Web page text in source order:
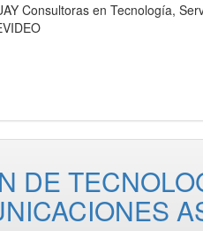
Consultoras en Tecnología,
DE